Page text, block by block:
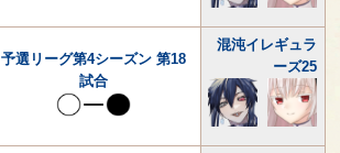
予選リーグ第4シーズン 第18
試合
混沌イレギュラ
ーズ25